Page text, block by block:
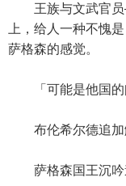
王族与文武官员
上，给人一种不愧是
萨格森的感觉。
「可能是他国的
布伦希尔德追加
萨格森国王沉吟